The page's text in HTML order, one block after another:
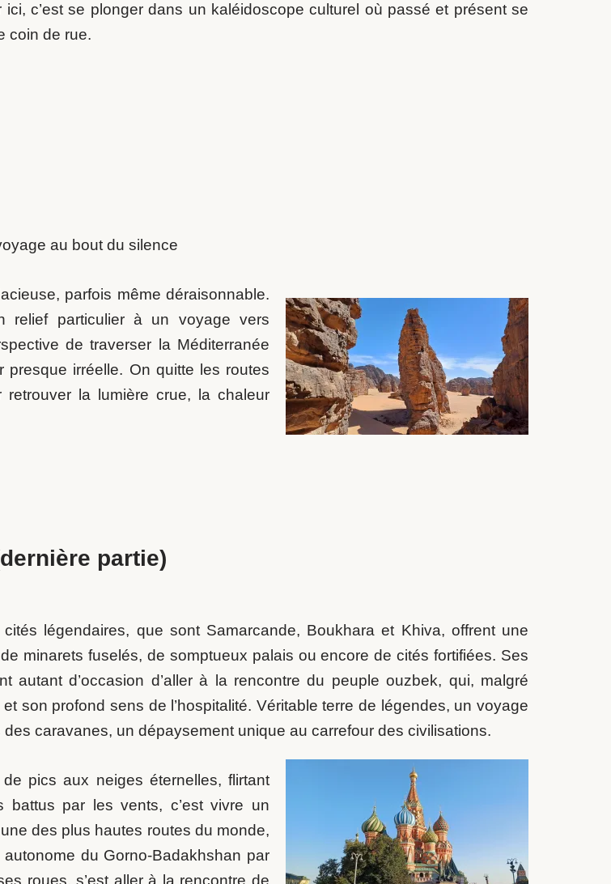
ici, c’est se plonger dans un kaléidoscope culturel où passé et présent se
coin de rue.
au bout du silence
parfois même déraisonnable.
relief particulier à un voyage vers
de traverser la Méditerranée
presque irréelle. On quitte les routes
la lumière crue, la chaleur
partie)
légendaires, que sont Samarcande, Boukhara et Khiva, offrent une
minarets fuselés, de somptueux palais ou encore de cités fortifiées. Ses
d’occasion d’aller à la rencontre du peuple ouzbek, qui, malgré
son profond sens de l’hospitalité. Véritable terre de légendes, un voyage
caravanes, un dépaysement unique au carrefour des civilisations.
pics aux neiges éternelles, flirtant
battus par les vents, c’est vivre un
des plus hautes routes du monde,
du Gorno-Badakhshan par
roues, s’est aller à la rencontre de